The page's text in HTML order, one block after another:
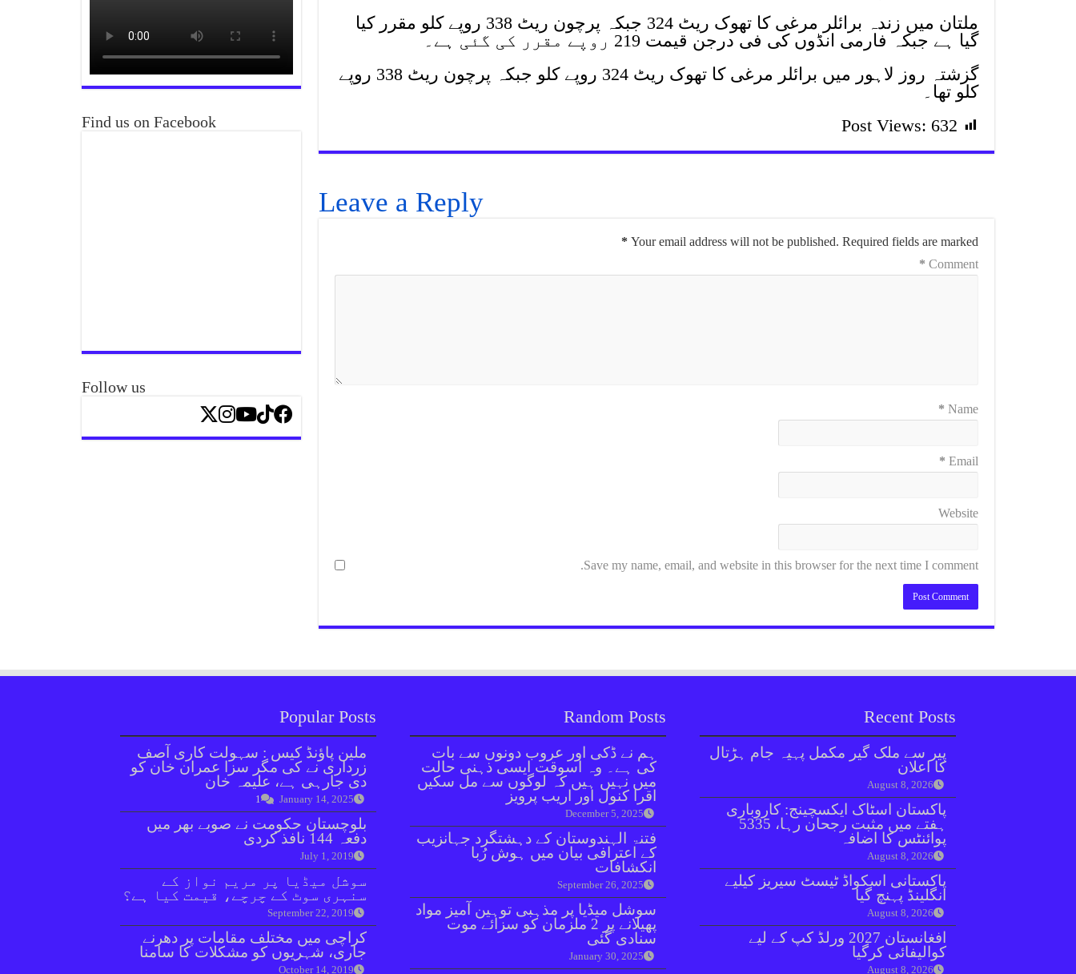
ملتان میں زندہ برائلر مرغی کا تھوک ریٹ 324 جبکہ پرچون ریٹ 338 روپے کلو مقرر کیا
گیا ہے جبکہ فارمی انڈوں کی فی درجن قیمت 219 روپے مقرر کی گئی ہے۔
گزشتہ روز لاہور میں برائلر مرغی کا تھوک ریٹ 324 روپے کلو جبکہ پرچون ریٹ 338 روپے
کلو تھا۔
Post Views: 632
Leave a Reply
Your email address will not be published. Required fields are marked
*
Comment
*
Name
*
Email
*
Website
Save my name, email, and website in this browser for the next time I comment.
Find us on Facebook
Follow us
Popular Posts
ملین پاؤنڈ کیس : سہولت کاری آصف
زرداری نے کی مگر سزا عمران خان کو
دی جارہی ہے، علیمہ خان
January 14, 2025
1
بلوچستان حکومت نے صوبے بھر میں
دفعہ 144 نافذ کردی
July 1, 2019
سوشل میڈیا پر مریم نواز کے
سنہری سوٹ کے چرچے، قیمت کیا ہے؟
September 22, 2019
کراچی میں مختلف مقامات پر دھرنے
جاری، شہریوں کو مشکلات کا سامنا
October 14, 2019
Random Posts
ہم نے ڈکی اور عروب دونوں سے بات
کی ہے۔ وہ اسوقت ایسی ذہنی حالت
میں نہیں ہیں کہ لوگوں سے مل سکیں
اقرا کنول اور اریب پرویز
December 5, 2025
فتنۃ الہندوستان کے دہشتگرد جہانزیب
کے اعترافی بیان میں ہوش رُبا
انکشافات
September 26, 2025
سوشل میڈیا پر مذہبی توہین آمیز مواد
پھیلانے پر 2 ملزمان کو سزائے موت
سنادی گئی
January 30, 2025
Recent Posts
پیر سے ملک گیر مکمل پہیہ جام ہڑتال
کا اعلان
August 8, 2026
پاکستان اسٹاک ایکسچینج: کاروباری
ہفتے میں مثبت رجحان رہا، 5335
پوائنٹس کا اضافہ
August 8, 2026
پاکستانی اسکواڈ ٹیسٹ سیریز کیلیے
انگلینڈ پہنچ گیا
August 8, 2026
افغانستان 2027 ورلڈ کپ کے لیے
کوالیفائی کرگیا
August 8, 2026